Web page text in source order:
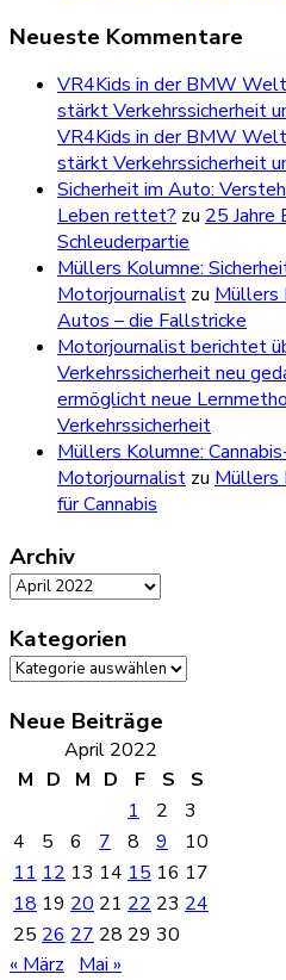
Neueste Kommentare
VR4Kids in der BMW
stärkt Verkehrssicherheit
VR4Kids in der BMW
stärkt Verkehrssicherheit
Sicherheit im Auto:
Leben rettet? zu 25 Jahre
Schleuderpartie
Müllers Kolumne:
Motorjournalist zu Müllers
Autos – die Fallstricke
Motorjournalist berichtet
Verkehrssicherheit neu
ermöglicht neue
Verkehrssicherheit
Müllers Kolumne:
Motorjournalist zu Müllers
für Cannabis
Archiv
Archiv
Kategorien
Kategorien
Neue Beiträge
April 2022
M D M D F S
S
1
2
3
4
5 6 7 8 9
10
11 12 13 14 15 16 17
18 19 20 21 22 23 24
25 26 27 28 29 30
« März
Mai »